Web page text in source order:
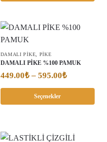
DAMALI PIKE PIKE
DAMALI PİKE %100 PAMUK
449.00₺ – 595.00₺
Seçenekler